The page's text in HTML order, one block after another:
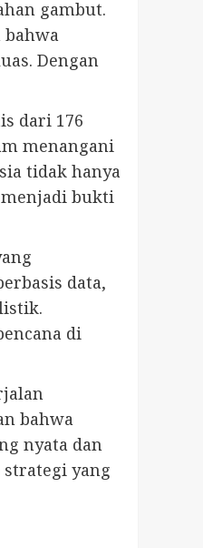
gambut.
Dengan
dari 176
menangani
tidak hanya
bukti
data,
di
bahwa
nyata dan
yang